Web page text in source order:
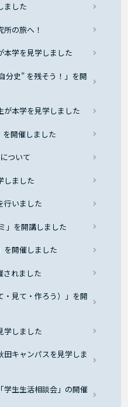
ました
の旅へ！
本学を見学しました
分史” を残そう！」を開
が本学を見学しました
を開催しました
ついて
しました
行いました
」を開講しました
を開催しました
されました
・見て・作ろう）」を開
学しました
キャンパスを見学しま
学生生活相談会」の開催